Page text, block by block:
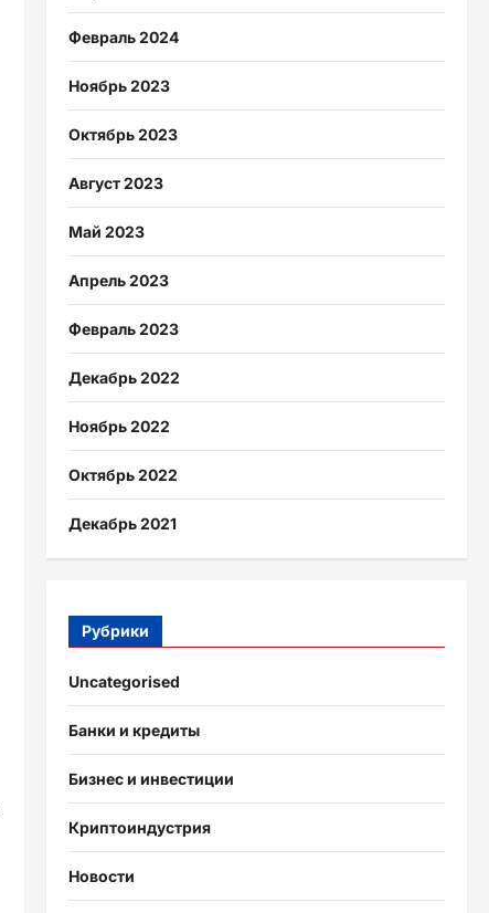
Февраль 2024
Ноябрь 2023
Октябрь 2023
Август 2023
Май 2023
Апрель 2023
Февраль 2023
Декабрь 2022
Ноябрь 2022
Октябрь 2022
Декабрь 2021
Рубрики
Uncategorised
Банки и кредиты
Бизнес и инвестиции
Криптоиндустрия
Новости